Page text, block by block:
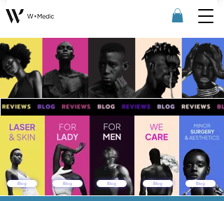
Blog Blog Blog
Blog Blog